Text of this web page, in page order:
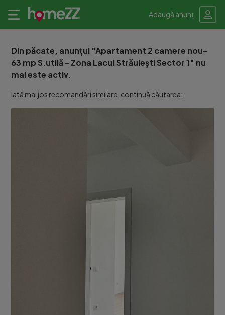
Adaugă anunț
Din păcate, anunțul "Apartament 2 camere nou-
63 mp S.utilă - Zona Lacul Străulești Sector 1" nu
mai este activ.
Iată mai jos recomandări similare, continuă căutarea: